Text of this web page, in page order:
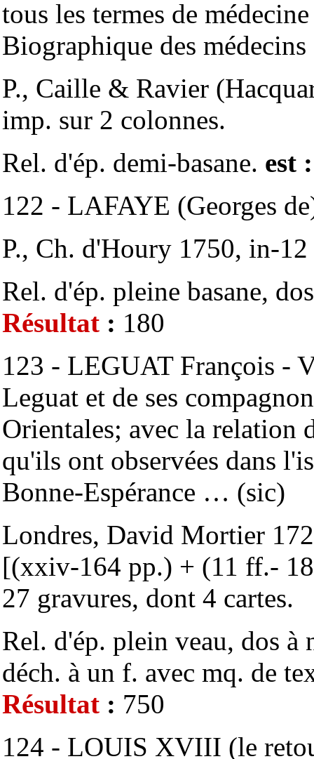
tous les termes de
Biographique des
P., Caille & Ravier
imp. sur 2 colonnes.
Rel. d'ép. demi-basane. est
122 - LAFAYE (Georges
P., Ch. d'Houry 1750, in-
Rel. d'ép. pleine basane,
Résultat : 180
123 - LEGUAT François -
Leguat et de ses
Orientales; avec la relation
qu'ils ont observées dans
Bonne-Espérance … (sic)
Londres, David Mortier
[(xxiv-164 pp.) + (11 ff.-
27 gravures, dont 4 cartes.
Rel. d'ép. plein veau, dos à
déch. à un f. avec mq. de
Résultat : 750
124 - LOUIS XVIII (le